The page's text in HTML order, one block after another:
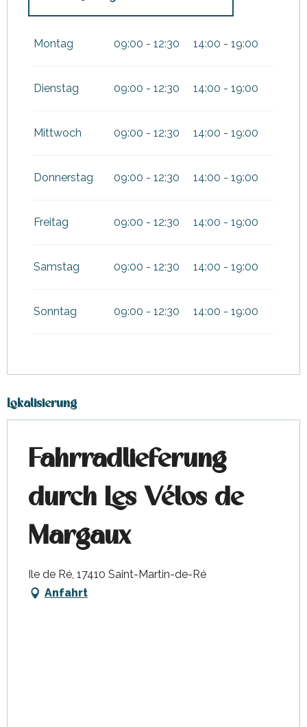
Juni 2026
zum
Montag 09:00 - 12:30 14:00 - 19:00
Dienstag 09:00 - 12:30 14:00 - 19:00
Mittwoch 09:00 - 12:30 14:00 - 19:00
Donnerstag 09:00 - 12:30 14:00 - 19:00
Freitag 09:00 - 12:30 14:00 - 19:00
Samstag 09:00 - 12:30 14:00 - 19:00
Sonntag 09:00 - 12:30 14:00 - 19:00
Lokalisierung
Fahrradlieferung
durch Les Vélos de
Margaux
Ile de Ré, 17410 Saint-Martin-de-Ré
Anfahrt